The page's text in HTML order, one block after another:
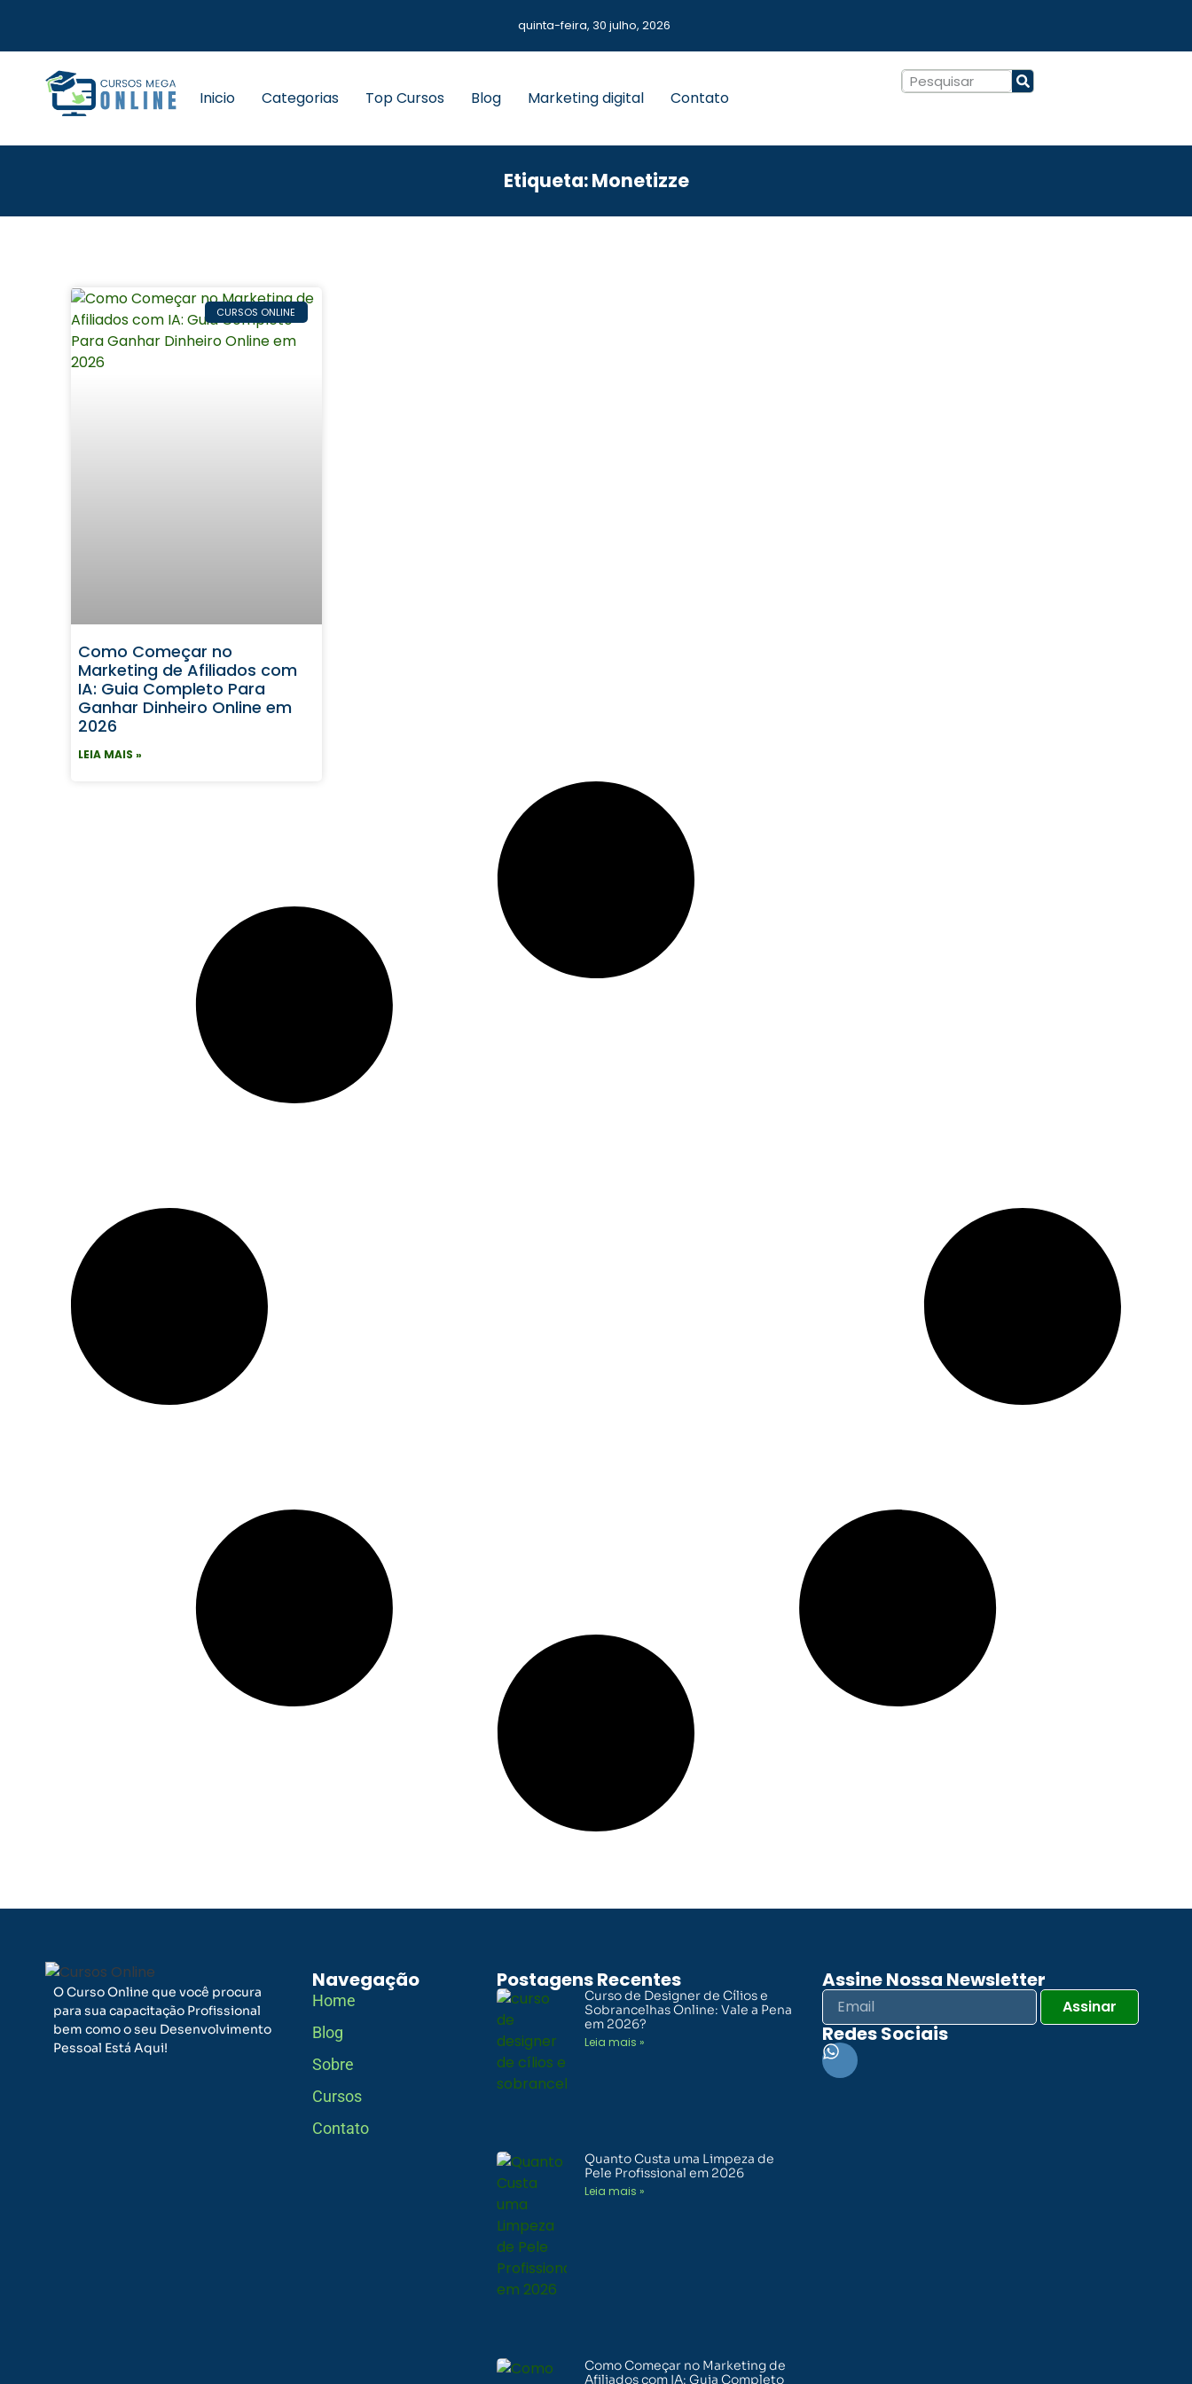
quinta-feira, 30 julho, 2026
Inicio Categorias Top Cursos Blog Marketing digital Contato
Etiqueta: Monetizze
CURSOS ONLINE
Como Começar no
Marketing de Afiliados com
IA: Guia Completo Para
Ganhar Dinheiro Online em
2026
LEIA MAIS »
O Curso Online que você procura
para sua capacitação Profissional
bem como o seu Desenvolvimento
Pessoal Está Aqui!
Navegação
Home
Blog
Sobre
Cursos
Contato
Postagens Recentes
Curso de Designer de Cílios e
Sobrancelhas Online: Vale a Pena
em 2026?
Leia mais »
Quanto Custa uma Limpeza de
Pele Profissional em 2026
Leia mais »
Como Começar no Marketing de
Afiliados com IA: Guia Completo
Assine Nossa Newsletter
Assinar
Redes Sociais